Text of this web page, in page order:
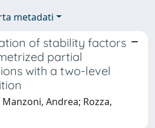
metadati
of stability factors
partial
with a two-level
Manzoni, Andrea; Rozza,